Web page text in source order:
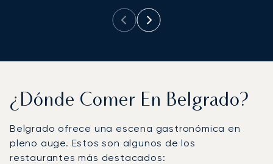
¿Dónde Comer En Belgrado?
Belgrado ofrece una escena gastronómica en
pleno auge. Estos son algunos de los
restaurantes más destacados: